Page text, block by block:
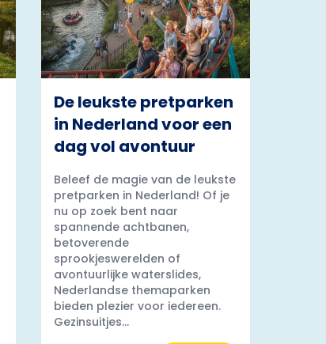
De leukste pretparken
in Nederland voor een
dag vol avontuur
Beleef de magie van de leukste
pretparken in Nederland! Of je
nu op zoek bent naar
spannende achtbanen,
betoverende
sprookjeswerelden of
avontuurlijke waterslides,
Nederlandse themaparken
bieden plezier voor iedereen.
Gezinsuitjes...